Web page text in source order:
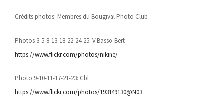
Crédits photos: Membres du Bougival Photo Club
Photos 3-5-8-13-18-22-24-25: V.Basso-Bert
https://www.flickr.com/photos/nikine/
Photo 9-10-11-17-21-23: Cbl
https://www.flickr.com/photos/193149130@N03